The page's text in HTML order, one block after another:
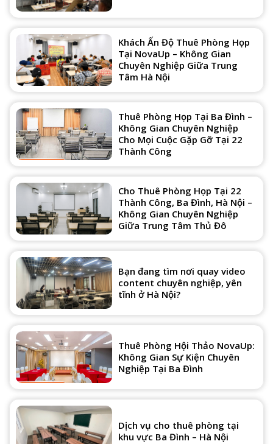
Khách Ấn Độ Thuê Phòng Họp
Tại NovaUp – Không Gian
Chuyên Nghiệp Giữa Trung
Tâm Hà Nội
Thuê Phòng Họp Tại Ba Đình –
Không Gian Chuyên Nghiệp
Cho Mọi Cuộc Gặp Gỡ Tại 22
Thành Công
Cho Thuê Phòng Họp Tại 22
Thành Công, Ba Đình, Hà Nội –
Không Gian Chuyên Nghiệp
Giữa Trung Tâm Thủ Đô
Bạn đang tìm nơi quay video
content chuyên nghiệp, yên
tĩnh ở Hà Nội?
Thuê Phòng Hội Thảo NovaUp:
Không Gian Sự Kiện Chuyên
Nghiệp Tại Ba Đình
Dịch vụ cho thuê phòng tại
khu vực Ba Đình – Hà Nội